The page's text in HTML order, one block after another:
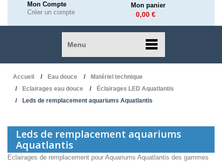
Mon Compte
Créer un compte
Mon panier
0,00 €
Menu
Accueil Eau douce
Matériel technique
Eclairages eau douce
Éclairages LED Aquatlantis
Leds de remplacement aquariums Aquatlantis
Leds de remplacement aquariums
Aquatlantis
Eclairages de remplacement pour Aquariums Aquatlantis des gammes